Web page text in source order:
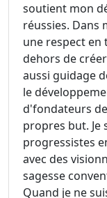
soutient mon
réussies. Dans
une respect en
dehors de
aussi guidage
le
d'fondateurs
propres but.
progressistes
avec des
sagesse
Quand je ne